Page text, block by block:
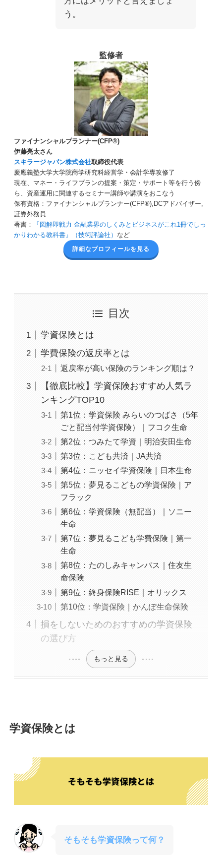
う。
監修者
ファイナンシャルプランナー(CFP®)
伊藤亮太さん
スキラージャパン株式会社取締役代表
慶應義塾大学大学院商学研究科経営学・会計学専攻修了
現在、マネー・ライフプランの提案・策定・サポート等を行う傍
ら、資産運用に関連するセミナー講師や講演をおこなう
保有資格：ファイナンシャルプランナー(CFP®),DCアドバイザー,
証券外務員
著書：
『図解即戦力 金融業界のしくみとビジネスがこれ1冊でしっ
かりわかる教科書』（技術評論社） など
詳細なプロフィールを見る
目次
学資保険とは
学費保険の返戻率とは
返戻率が高い保険のランキング順は？
【徹底比較】学資保険おすすめ人気ラ
ンキングTOP10
第1位：学資保険 みらいのつばさ（5年
ごと配当付学資保険）｜フコク生命
第2位：つみたて学資｜明治安田生命
第3位：こども共済｜JA共済
第4位：ニッセイ学資保険｜日本生命
第5位：夢見るこどもの学資保険｜ア
フラック
第6位：学資保険（無配当）｜ソニー
生命
第7位：夢見るこども学費保険｜第一
生命
第8位：たのしみキャンパス｜住友生
命保険
第9位：終身保険RISE｜オリックス
第10位：学資保険｜かんぽ生命保険
損をしないためのおすすめの学資保険
の選び方
もっと見る
学資保険とは
そもそも学資保険って何？